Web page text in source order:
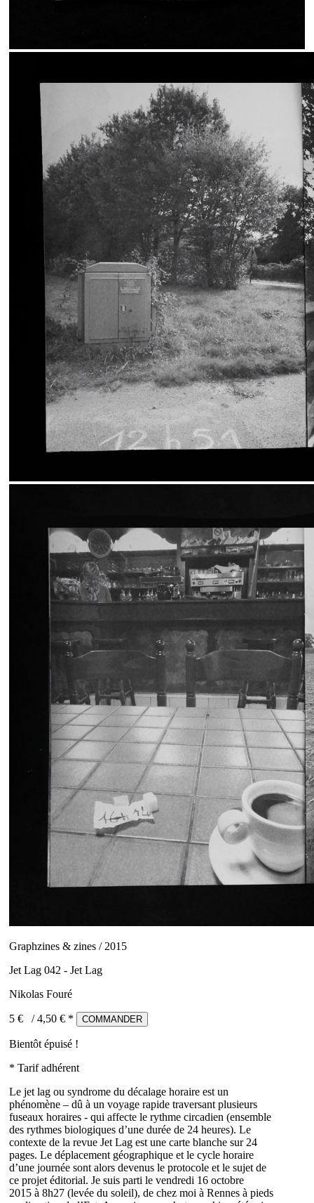
Graphzines & zines / 2015
Jet Lag 042 - Jet Lag
Nikolas Fouré
5 € /4,50 € * COMMANDER
Bientôt épuisé !
* Tarif adhérent
Le jet lag ou syndrome du décalage horaire est un
phénomène – dû à un voyage rapide traversant plusieurs
fuseaux horaires - qui affecte le rythme circadien (ensemble
des rythmes biologiques d’une durée de 24 heures). Le
contexte de la revue Jet Lag est une carte blanche sur 24
pages. Le déplacement géographique et le cycle horaire
d’une journée sont alors devenus le protocole et le sujet de
ce projet éditorial. Je suis parti le vendredi 16 octobre
2015 à 8h27 (levée du soleil), de chez moi à Rennes à pieds